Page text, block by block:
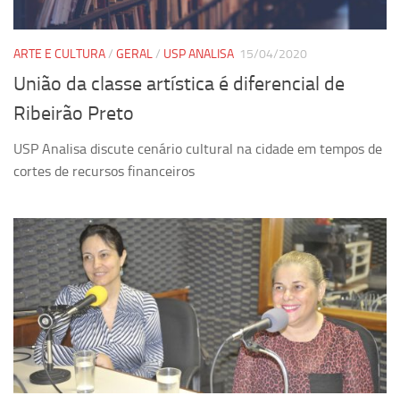
ARTE E CULTURA/ GERAL/ USP ANALISA 15/04/2020
União da classe artística é diferencial de
Ribeirão Preto
USP Analisa discute cenário cultural na cidade em tempos de
cortes de recursos financeiros